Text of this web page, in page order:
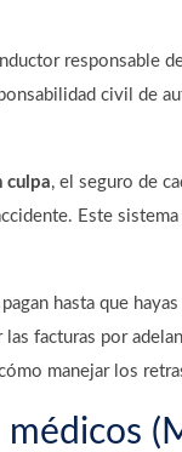
responsable
civil de
culpa, el seguro de
Este
hasta que
facturas por
manejar los